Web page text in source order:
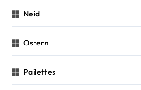
Neid
Ostern
Pailettes